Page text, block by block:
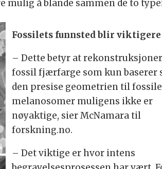
å blande sammen de to
Fossilets funnsted blir viktigere
– Dette betyr at
fossil fjærfarge som kun baserer
den presise geometrien til fossile
melanosomer muligens ikke er
nøyaktige, sier McNamara til
forskning.no.
– Det viktige er hvor intens